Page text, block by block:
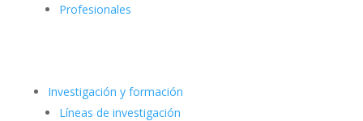
Profesionales
Investigación y formación
Líneas de investigación